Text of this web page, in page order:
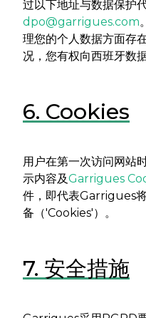
过以下地址与数据保护
dpo@garrigues.com
理您的个人数据方面存
况，您有权向西班牙数
6. Cookies
用户在第一次访问网站
示内容及Garrigues
件，即代表Garrigues
备（'Cookies'）。
7. 安全措施